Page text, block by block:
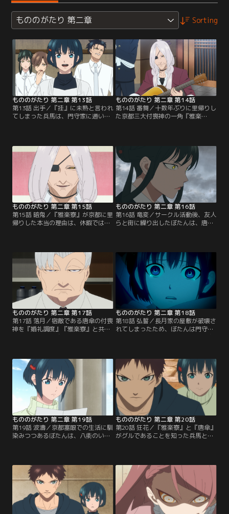
もののがたり 第二章 Sorting
もののがたり 第二章 第13話
第13話 出手／『挂』に未熟と言われ
てしまった兵馬は、門守家に通いな
い出話を聞いた椿は、自身が二人に
愛されていたことを知り、兵馬と共
に『唐傘の付喪神』を倒すことを再
度決意する。そんな中、京都三大祭
りの一つである葵祭の警備及び休暇
のため、『雅楽寮』が…。
もののがたり 第二章 第14話
第14話 番舞／十数年ぶりに里帰りし
た京都三大付喪神の一角『雅楽
ブを始めるが、その実力は確かで観
客が沸き立つ。怪訝に思う兵馬を鏡
は強引に遊びに連れ出すことに。
日々、修行に明け暮れていた兵馬は
遊ぶということが理解できずボーリ
ングやカフェ巡りなど…。
もののがたり 第二章 第15話
第15話 暗鬼／『雅楽寮』が京都に里
帰りした本当の理由は、休暇ではな
おり、兵馬の兄・隼人、姉・鼓吹を
殺した『岐殺』ではないかと推測す
る雅楽寮と羽織、匣。胸中がざわつ
く一同をよそに、大学の百人一首同
好会の部員獲得に奔走するぼたんだ
が…。
もののがたり 第二章 第16話
第16話 竜変／サークル活動後、友人
らと街に繰り出したぼたんは、唐傘
『雅楽寮』の『吹枝』と共に一同を
助けに向かう。目の前の相手が兄姉
の仇なのか疑念を抱く兵馬であった
が、「隼人」と「鼓吹」の名前を口
にしたことで敵が因縁の「唐傘」で
あることを確信する。
もののがたり 第二章 第17話
第17話 落月／宿敵である唐傘の付喪
神を『婚礼調度』『雅楽寮』と共に
討伐することに成功した兵馬であっ
に結界を張っていた匣が襲撃されて
しまった影響でぼたんが倒れてしま
う。屋敷も一部崩壊してしまい門守
家に世話になることとなった兵馬と
長月家一同。兵馬は早速に椿からデ
ートのお誘いを受けるが…。
もののがたり 第二章 第18話
第18話 弘誓／長月家の屋敷が破壊さ
れてしまったため、ぼたんは門守家
対策室の八衢に呼び出しを受ける。
『婚礼調度』不在の間、ひとり残さ
れたぼたんを守護する役割に、『雅
楽寮』がつくこととなる。兵馬は崩
壊した長月家の屋敷を前に…。
もののがたり 第二章 第19話
第19話 波濤／京都塞眼での生活に馴
染みつつあるぼたんは、八衢のいる
現する野良付喪神の討伐に追われ
る。門守松太は、やる気のない割に
しぶとく向かってくる付喪神たちの
様子を不審に感じ、代表である大樹
に報告する。
もののがたり 第二章 第20話
第20話 狂花／『雅楽寮』と『唐傘』
がグルであることを知った兵馬とぼ
を拒否し戦闘が始まる。ぼたんを攫
うため、その傍から兵馬を引きはが
そうと激しく攻める『爪弾』と『唐
傘』。ぼたんを護りながらの闘いに
苦戦を強いられる兵馬。そんな窮地
に門守椿が降り立つ。